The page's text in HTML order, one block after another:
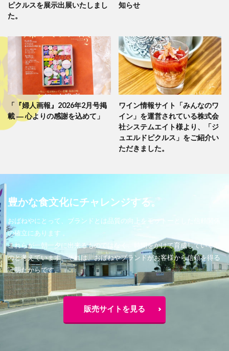
ピクルスを展示出展いたしまし
た。
知らせ
「『婦人画報』2026年2月号掲
載 ― 心よりの感謝を込めて」
ワイン情報サイト「みんなのワ
イン」を運営されている株式会
社システムエイト様より、「ジ
ュエルドピクルス」をご紹介い
ただきました。
豊かな食文化にチャレンジする。
おばねやにとって、ブランドとは品質の向上をモットーとした信頼関係
の確立にあります 。
これらが一朝一夕に出来るものではなく、時間をかけて育成していくも
のと考えています。それは、おばねやブランドがお客様から信頼を得る
証明だからです。
販売サイトを見る